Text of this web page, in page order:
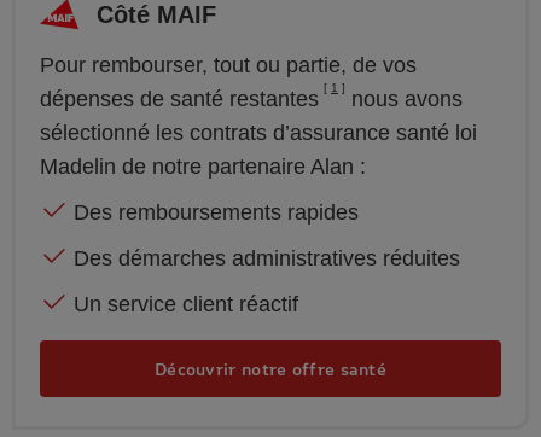
Côté MAIF
Pour rembourser, tout ou partie, de vos
dépenses de santé restantes
1
nous avons
sélectionné les contrats d’assurance santé loi
Madelin de notre partenaire Alan :
Des remboursements rapides
Des démarches administratives réduites
Un service client réactif
Découvrir notre offre santé